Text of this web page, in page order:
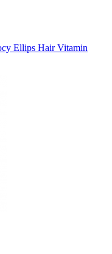
Ellips Hair Vitamin